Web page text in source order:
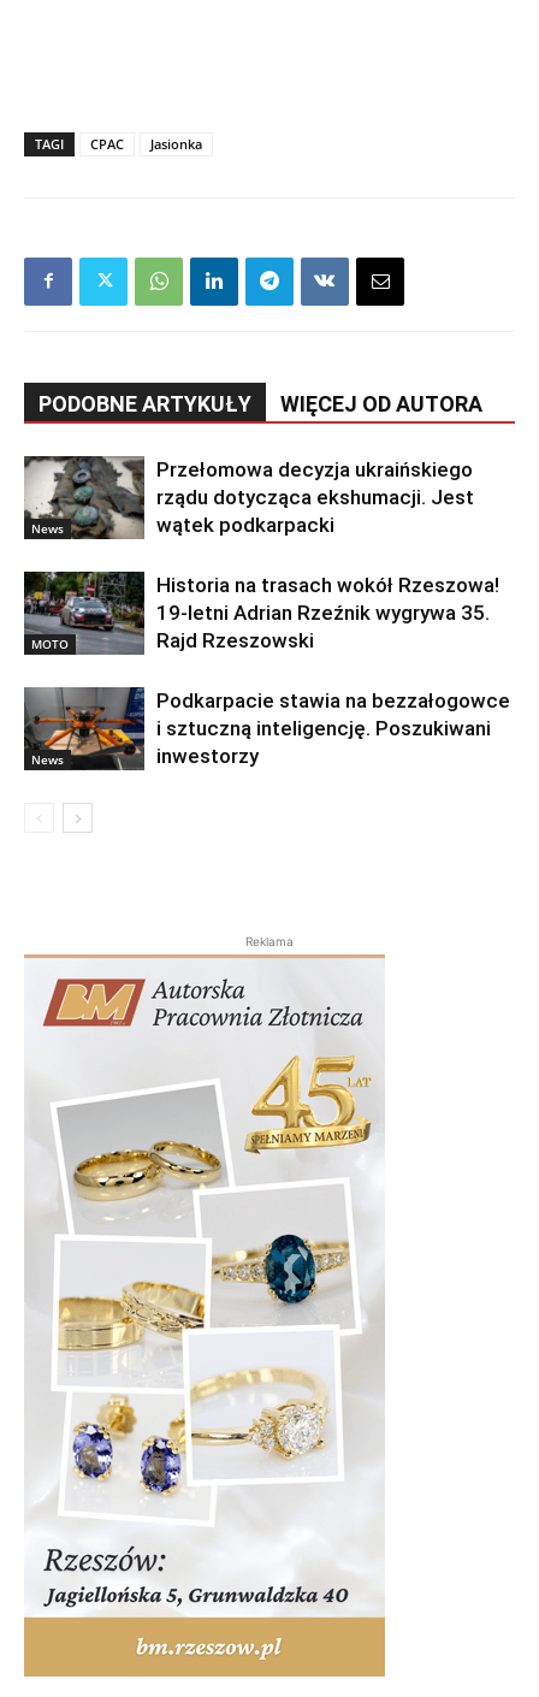
TAGI CPAC Jasionka
PODOBNE ARTYKUŁY WIĘCEJ OD AUTORA
News
Przełomowa decyzja ukraińskiego
rządu dotycząca ekshumacji. Jest
wątek podkarpacki
MOTO
Historia na trasach wokół Rzeszowa!
19-letni Adrian Rzeźnik wygrywa 35.
Rajd Rzeszowski
News
Podkarpacie stawia na bezzałogowce
i sztuczną inteligencję. Poszukiwani
inwestorzy
Reklama